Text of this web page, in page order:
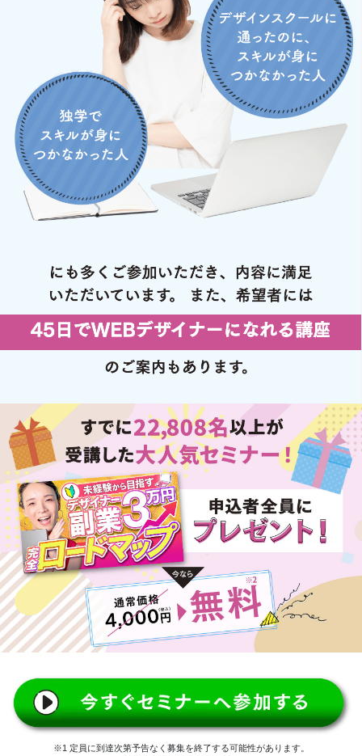
※1 定員に到達次第予告なく募集を終了する可能性があります。